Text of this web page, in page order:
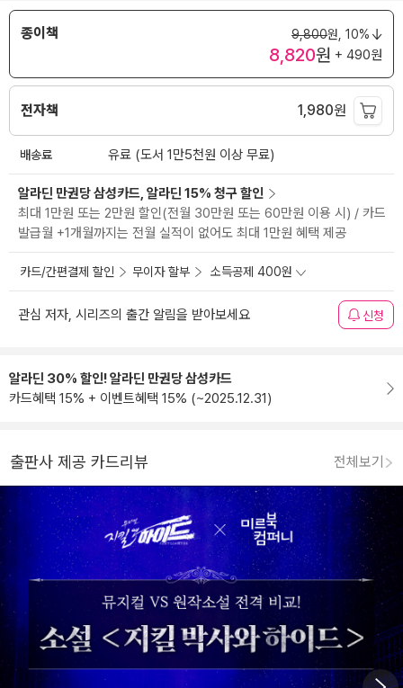
종이책 9,800원, 10%
8,820원 + 490원
전자책 1,980원
배송료 유료 (도서 1만5천원 이상 무료)
알라딘 만권당 삼성카드, 알라딘 15% 청구 할인
최대 1만원 또는 2만원 할인(전월 30만원 또는 60만원 이용 시) / 카드
발급월 +1개월까지는 전월 실적이 없어도 최대 1만원 혜택 제공
카드/간편결제 할인 무이자 할부 소득공제 400원
관심 저자, 시리즈의 출간 알림을 받아보세요 신청
알라딘 30% 할인! 알라딘 만권당 삼성카드
카드혜택 15% + 이벤트혜택 15% (~2025.12.31)
출판사 제공 카드리뷰 전체보기